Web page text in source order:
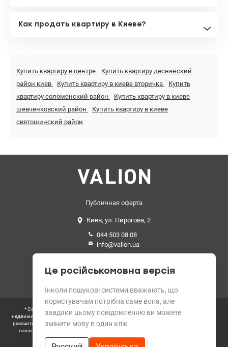
Как продать квартиру в Киеве?
Купить квартиру в центре
Купить квартиру деснянский
район киев
Купить квартиру в киеве вторичка
Купить
квартиру соломенский район
Купить квартиру в киеве
шевченковский район
Купить квартиру в киеве
святошинский район
Публичная оферта
Киев, ул. Пирогова, 2
044 503 08 08
info@valion.ua
* Согласно требованиям Закона Украины «О рекламе» цены всех объектов
недвижимости на сайте выводятся в гривнах. Цена, указанная в данном объявлении,
рассчитана по официальному курсу НБУ и округлена. Цена, указанная в иностранной
валюте, является опцией для удобства пользователей не украинского сегмента
интернета.
Це російськомовна версія
Інколи пошукові системи вважають, що
користувачам потрібна саме вона, але
завдяки цьому повідомленню ви можете
змінити мову в один клік